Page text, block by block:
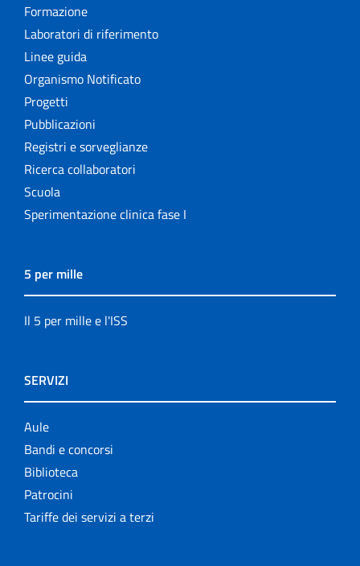
Formazione
Laboratori di riferimento
Linee guida
Organismo Notificato
Progetti
Pubblicazioni
Registri e sorveglianze
Ricerca collaboratori
Scuola
Sperimentazione clinica fase I
5 per mille
Il 5 per mille e l'ISS
SERVIZI
Aule
Bandi e concorsi
Biblioteca
Patrocini
Tariffe dei servizi a terzi